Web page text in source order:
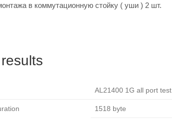
в коммутационную стойку ( уши ) 2 шт.
AL21400 1G all port test
1518 byte